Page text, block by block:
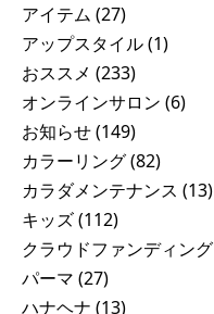
アイテム (27)
アップスタイル(1)
おススメ (233)
オンラインサロン (6)
お知らせ(149)
カラーリング(82)
カラダメンテナンス (13)
キッズ(112)
クラウドファンディング
パーマ (27)
ハナヘナ (13)